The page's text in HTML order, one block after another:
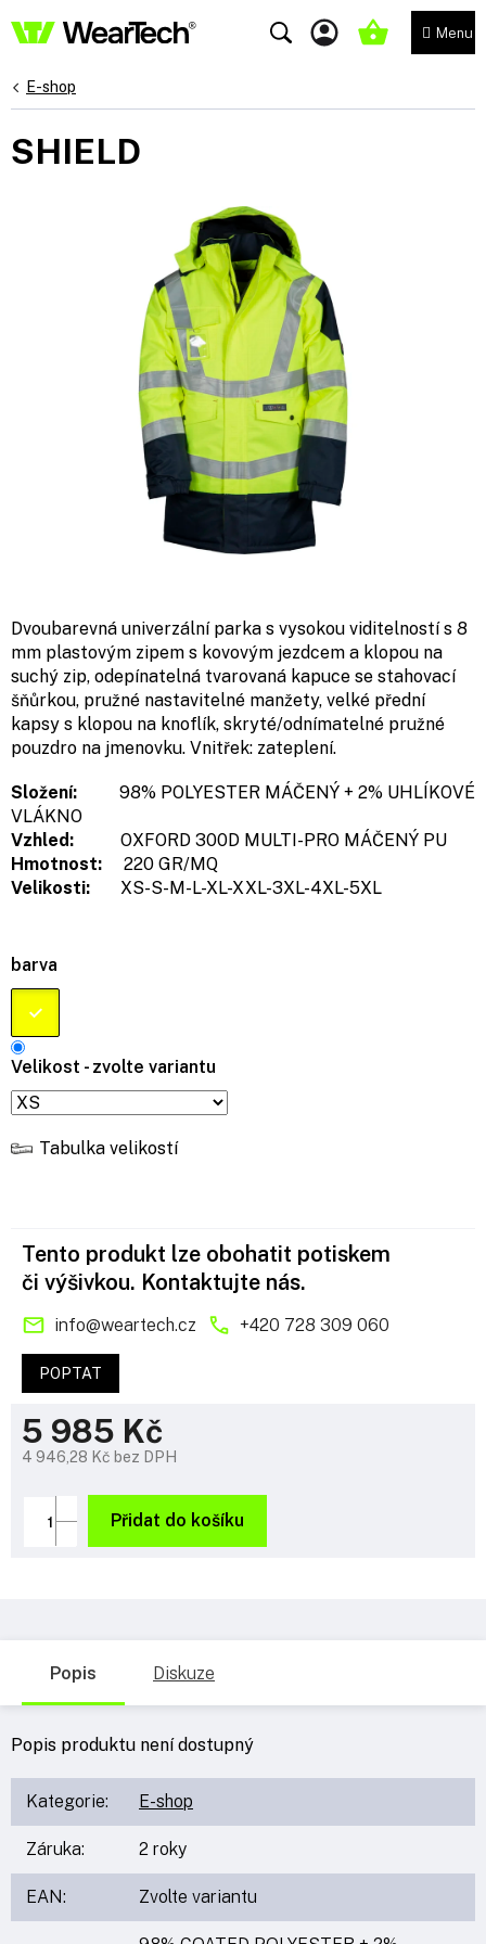
na
NÁKUPNÍ
E-shop
SHIELD
barva
Velikost - zvolte variantu
Tabulka velikostí
Dvoubarevná univerzální parka s vysokou viditelností s 8
mm plastovým zipem s kovovým jezdcem a klopou na
suchý zip, odepínatelná tvarovaná kapuce se stahovací
šňůrkou, pružné nastavitelné manžety, velké přední
kapsy s klopou na knoflík, skryté/odnímatelné pružné
pouzdro na jmenovku. Vnitřek: zateplení.
Složení:
98% POLYESTER MÁČENÝ + 2% UHLÍKOVÉ
VLÁKNO
Vzhled:
OXFORD 300D MULTI-PRO MÁČENÝ PU
Hmotnost:
220 GR/MQ
Velikosti:
XS-S-M-L-XL-XXL-3XL-4XL-5XL
5 985 Kč
4 946,28 Kč bez DPH
cena:
Přidat do košíku
Tento produkt lze obohatit potiskem
či výšivkou. Kontaktujte nás.
info@weartech.cz +420 728 309 060
POPTAT
Popis Diskuze
Popis produktu není dostupný
Kategorie: E-shop
Záruka: 2 roky
EAN: Zvolte variantu